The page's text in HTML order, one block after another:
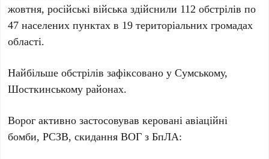
жовтня, російські війська здійснили 112 обстрілів по
47 населених пунктах в 19 територіальних громадах
області.
Найбільше обстрілів зафіксовано у Сумському,
Шосткинському районах.
Ворог активно застосовував керовані авіаційні
бомби, РСЗВ, скидання ВОГ з БпЛА: